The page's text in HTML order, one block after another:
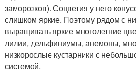
заморозков). Соцветия у него
слишком яркие. Поэтому рядом с
выращивать яркие многолетние
лилии, дельфиниумы, анемоны,
низкорослые кустарники с
системой.